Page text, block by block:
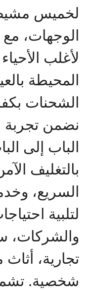
لخميس
الوجهات،
لأغلب
المحيطة
الشحنات
نضمن
الباب إلى
بالتغليف
السريع،
لتلبية
والشركات،
تجارية،
شخصية.